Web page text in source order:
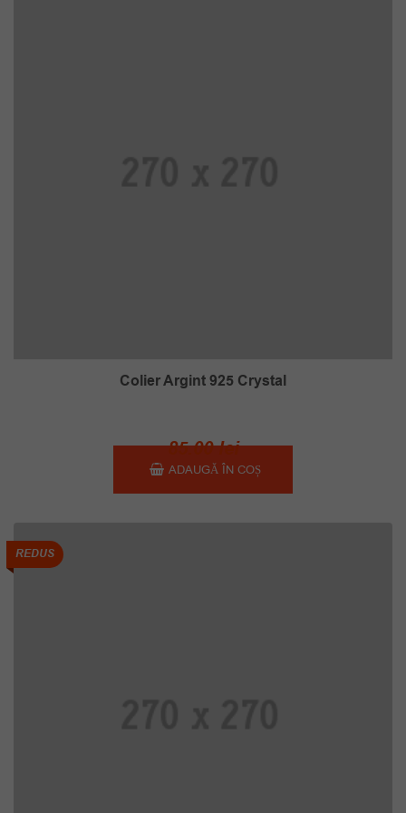
Colier Argint 925 Crystal
85.00lei
ADAUGĂ ÎN COȘ
REDUS